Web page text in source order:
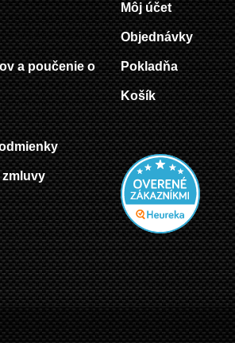
a poučenie o
Môj účet
Objednávky
Pokladňa
Košík